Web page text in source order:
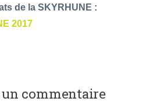
de la SKYRHUNE :
2017
un commentaire